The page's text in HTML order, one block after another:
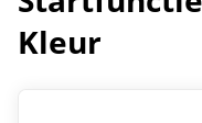
Kleur